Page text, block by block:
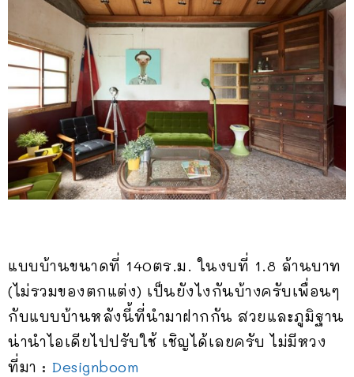
แบบบ้านขนาดที่ 140ตร.ม. ในงบที่ 1.8 ล้านบาท
(ไม่รวมของตกแต่ง) เป็นยังไงกันบ้างครับเพื่อนๆ
กับแบบบ้านหลังนี้ที่นำมาฝากกัน สวยและภูมิฐาน
น่านำไอเดียไปปรับใช้ เชิญได้เลยครับ ไม่มีหวง
ที่มา : Designboom